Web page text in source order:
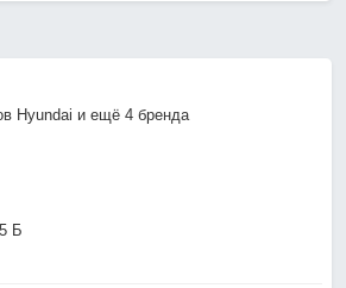
Hyundai и ещё 4 бренда
Б